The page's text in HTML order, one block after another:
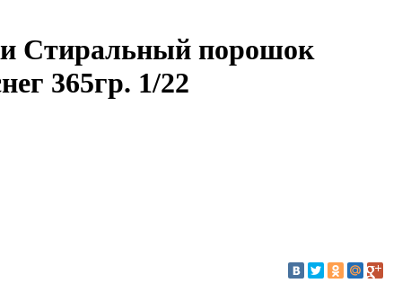
Стиральный порошок
365гр. 1/22